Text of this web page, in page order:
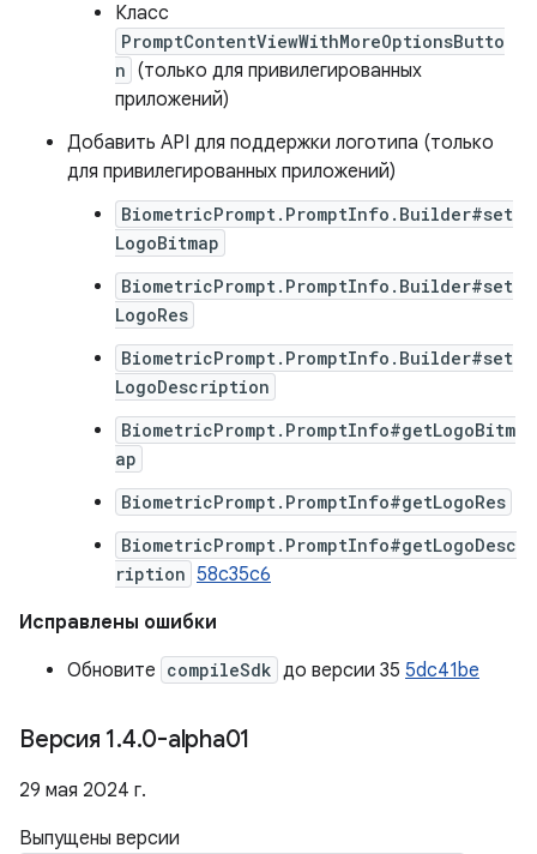
Класс
PromptContentViewWithMoreOptionsButto
n (только для привилегированных
приложений)
Добавить API для поддержки логотипа (только
для привилегированных приложений)
BiometricPrompt.PromptInfo.Builder#set
LogoBitmap
BiometricPrompt.PromptInfo.Builder#set
LogoRes
BiometricPrompt.PromptInfo.Builder#set
LogoDescription
BiometricPrompt.PromptInfo#getLogoBitm
ap
BiometricPrompt.PromptInfo#getLogoRes
BiometricPrompt.PromptInfo#getLogoDesc
ription 58c35c6
Исправлены ошибки
Обновите compileSdk до версии 35 5dc41be
Версия 1.4.0-alpha01
29 мая 2024 г.
Выпущены версии